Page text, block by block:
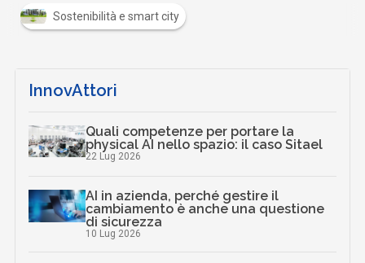
Sostenibilità e smart city
InnovAttori
Quali competenze per portare la
physical AI nello spazio: il caso Sitael
22 Lug 2026
AI in azienda, perché gestire il
cambiamento è anche una questione
di sicurezza
10 Lug 2026